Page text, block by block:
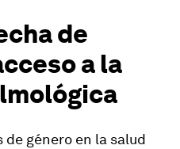
de
a la
género en la salud